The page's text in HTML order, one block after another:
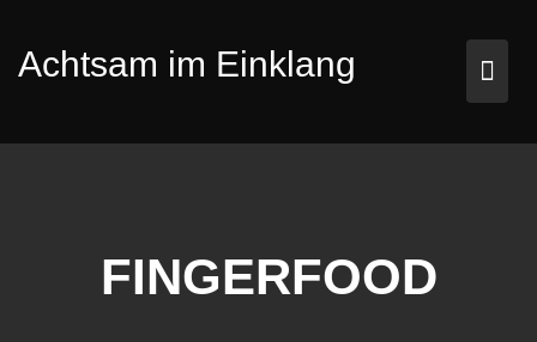
content
Achtsam im Einklang
FINGERFOOD